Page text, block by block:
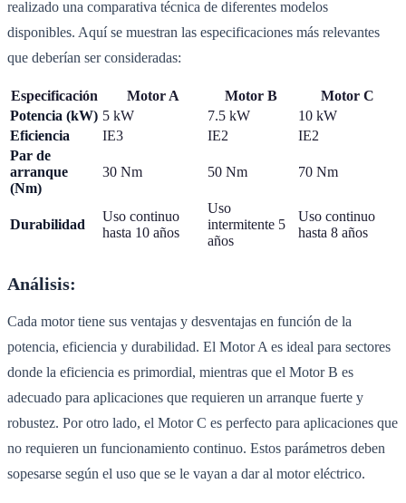
realizado una comparativa técnica de diferentes modelos
disponibles. Aquí se muestran las especificaciones más relevantes
que deberían ser consideradas:
Especificación Motor A Motor B
Motor C
Potencia (kW) 5 kW 7.5 kW
10 kW
Eficiencia
IE3 IE2
IE2
Par de
arranque
(Nm)
30 Nm 50 Nm 70 Nm
Durabilidad
Uso continuo
hasta 10 años
Uso
intermitente 5
años
Uso continuo
hasta 8 años
Análisis:
Cada motor tiene sus ventajas y desventajas en función de la
potencia, eficiencia y durabilidad. El Motor A es ideal para sectores
donde la eficiencia es primordial, mientras que el Motor B es
adecuado para aplicaciones que requieren un arranque fuerte y
robustez. Por otro lado, el Motor C es perfecto para aplicaciones que
no requieren un funcionamiento continuo. Estos parámetros deben
sopesarse según el uso que se le vayan a dar al motor eléctrico.